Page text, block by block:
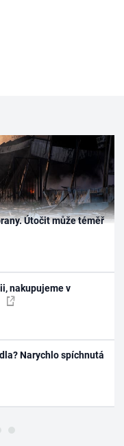
Útočit může téměř
nakupujeme v
Narychlo spíchnutá